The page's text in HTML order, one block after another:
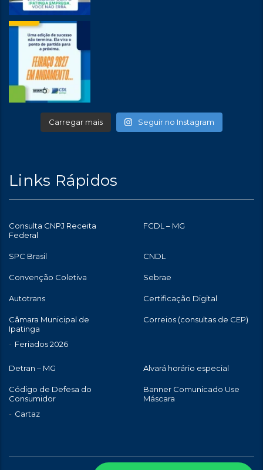
Carregar mais Seguir no Instagram
Links Rápidos
Consulta CNPJ Receita
Federal
FCDL – MG
SPC Brasil CNDL
Convenção Coletiva Sebrae
Autotrans Certificação Digital
Câmara Municipal de
Ipatinga
Feriados 2026
Correios (consultas de CEP)
Detran – MG Alvará horário especial
Código de Defesa do
Consumidor
Cartaz
Banner Comunicado Use
Máscara